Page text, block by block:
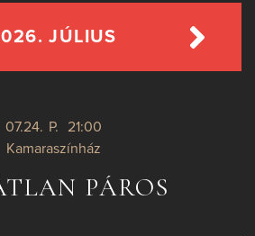
JÚLIUS
07.24. P. 21:00
Kamaraszínház
PÁROS